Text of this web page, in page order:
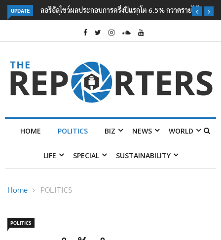
UPDATE
ลอรีอัลโชว์ผลประกอบการครึ่งปีแรกโต 6.5% กวาดรายได้ 2.3 หมื่นล้านยูโร
คว้าไลเซนส์ ‘กุชชี่’ 50 ปี พร้อมส่ง 4 แบรนด์ใหม่บุกตลาดไทย
POLITICS BIZ NEWS WORLD